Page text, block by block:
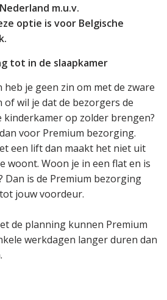
m.u.v.
optie is voor Belgische
tot in de slaapkamer
je geen zin om met de zware
wil je dat de bezorgers de
kinderkamer op zolder brengen?
voor Premium bezorging.
een lift dan maakt het niet uit
woont. Woon je in een flat en is
Dan is de Premium bezorging
jouw voordeur.
de planning kunnen Premium
werkdagen langer duren dan